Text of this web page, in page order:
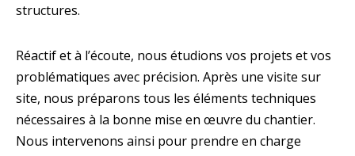
structures.
Réactif et à l’écoute, nous étudions vos projets et vos
problématiques avec précision. Après une visite sur
site, nous préparons tous les éléments techniques
nécessaires à la bonne mise en œuvre du chantier.
Nous intervenons ainsi pour prendre en charge